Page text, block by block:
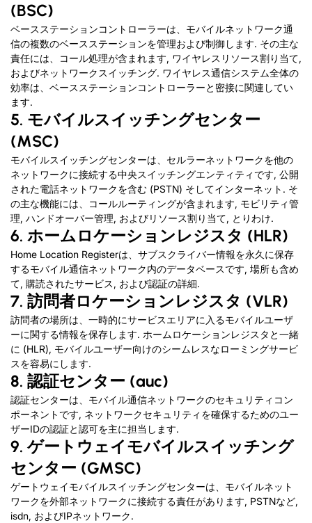
(BSC)
ベースステーションコントローラーは、モバイルネットワーク通
信の複数のベースステーションを管理および制御します. その主な
責任には、コール処理が含まれます, ワイヤレスリソース割り当て,
およびネットワークスイッチング. ワイヤレス通信システム全体の
効率は、ベースステーションコントローラーと密接に関連してい
ます.
5. モバイルスイッチングセンター
(MSC)
モバイルスイッチングセンターは、セルラーネットワークを他の
ネットワークに接続する中央スイッチングエンティティです, 公開
された電話ネットワークを含む (PSTN) そしてインターネット. そ
の主な機能には、コールルーティングが含まれます, モビリティ管
理, ハンドオーバー管理, およびリソース割り当て, とりわけ.
6. ホームロケーションレジスタ (HLR)
Home Location Registerは、サブスクライバー情報を永久に保存
するモバイル通信ネットワーク内のデータベースです, 場所も含め
て, 購読されたサービス, および認証の詳細.
7. 訪問者ロケーションレジスタ (VLR)
訪問者の場所は、一時的にサービスエリアに入るモバイルユーザ
ーに関する情報を保存します. ホームロケーションレジスタと一緒
に (HLR), モバイルユーザー向けのシームレスなローミングサービ
スを容易にします.
8. 認証センター (auc)
認証センターは、モバイル通信ネットワークのセキュリティコン
ポーネントです, ネットワークセキュリティを確保するためのユー
ザーIDの認証と認可を主に担当します.
9. ゲートウェイモバイルスイッチング
センター (GMSC)
ゲートウェイモバイルスイッチングセンターは、モバイルネット
ワークを外部ネットワークに接続する責任があります, PSTNなど,
isdn, およびIPネットワーク.